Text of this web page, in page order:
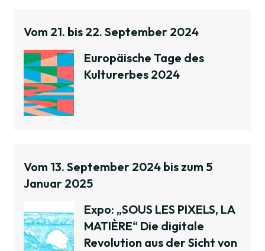
Vom 21. bis 22. September 2024
Europäische Tage des
Kulturerbes 2024
Vom 13. September 2024 bis zum 5
Januar 2025
Expo: „SOUS LES PIXELS, LA
MATIÈRE“ Die digitale
Revolution aus der Sicht von